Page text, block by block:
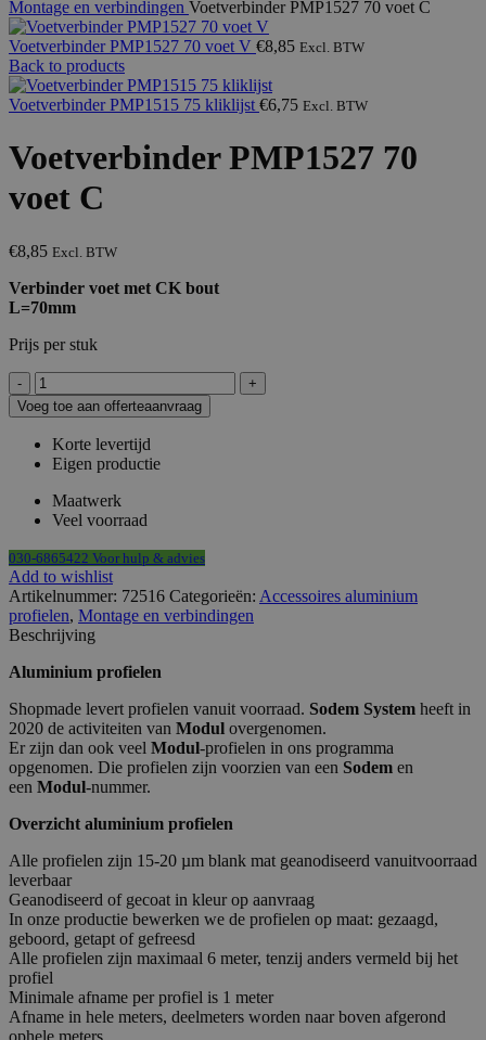
Montage en verbindingen Voetverbinder PMP1527 70 voet C
Voetverbinder PMP1527 70 voet V €8,85 Excl. BTW
Back to products
Voetverbinder PMP1515 75 kliklijst €6,75 Excl. BTW
Voetverbinder PMP1527 70
voet C
€8,85 Excl. BTW
Verbinder voet met CK bout
L=70mm
Prijs per stuk
Voetverbinder
PMP1527
70
voet
C
aantal
Voeg toe aan offerteaanvraag
Korte levertijd
Eigen productie
Maatwerk
Veel voorraad
030-6865422 Voor hulp & advies
Add to wishlist
Artikelnummer: 72516 Categorieën: Accessoires aluminium
profielen, Montage en verbindingen
Beschrijving
Aluminium profielen
Shopmade levert profielen vanuit voorraad. Sodem System heeft in
2020 de activiteiten van Modul overgenomen.
Er zijn dan ook veel Modul-profielen in ons programma
opgenomen. Die profielen zijn voorzien van een Sodem en
een Modul-nummer.
Overzicht aluminium profielen
Alle profielen zijn 15-20 µm blank mat geanodiseerd vanuitvoorraad
leverbaar
Geanodiseerd of gecoat in kleur op aanvraag
In onze productie bewerken we de profielen op maat: gezaagd,
geboord, getapt of gefreesd
Alle profielen zijn maximaal 6 meter, tenzij anders vermeld bij het
profiel
Minimale afname per profiel is 1 meter
Afname in hele meters, deelmeters worden naar boven afgerond
ophele meters